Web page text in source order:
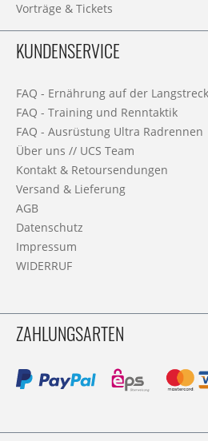
Vorträge & Tickets
KUNDENSERVICE
FAQ - Ernährung auf der
FAQ - Training und Renntaktik
FAQ - Ausrüstung Ultra Radrennen
Über uns // UCS Team
Kontakt & Retoursendungen
Versand & Lieferung
AGB
Datenschutz
Impressum
WIDERRUF
ZAHLUNGSARTEN